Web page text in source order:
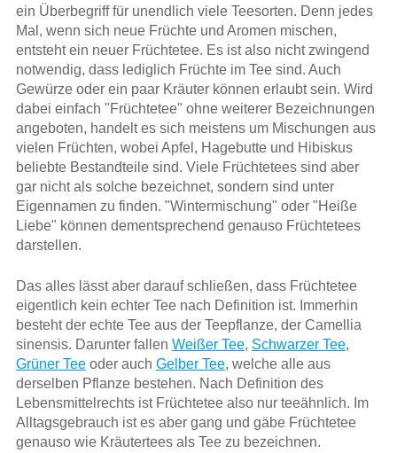
ein Überbegriff für unendlich viele Teesorten. Denn jedes
Mal, wenn sich neue Früchte und Aromen mischen,
entsteht ein neuer Früchtetee. Es ist also nicht zwingend
notwendig, dass lediglich Früchte im Tee sind. Auch
Gewürze oder ein paar Kräuter können erlaubt sein. Wird
dabei einfach "Früchtetee" ohne weiterer Bezeichnungen
angeboten, handelt es sich meistens um Mischungen aus
vielen Früchten, wobei Apfel, Hagebutte und Hibiskus
beliebte Bestandteile sind. Viele Früchtetees sind aber
gar nicht als solche bezeichnet, sondern sind unter
Eigennamen zu finden. "Wintermischung" oder "Heiße
Liebe" können dementsprechend genauso Früchtetees
darstellen.
Das alles lässt aber darauf schließen, dass Früchtetee
eigentlich kein echter Tee nach Definition ist. Immerhin
besteht der echte Tee aus der Teepflanze, der Camellia
sinensis. Darunter fallen Weißer Tee, Schwarzer Tee,
Grüner Teeoder auch Gelber Tee, welche alle aus
derselben Pflanze bestehen. Nach Definition des
Lebensmittelrechts ist Früchtetee also nur teeähnlich. Im
Alltagsgebrauch ist es aber gang und gäbe Früchtetee
genauso wie Kräutertees als Tee zu bezeichnen.